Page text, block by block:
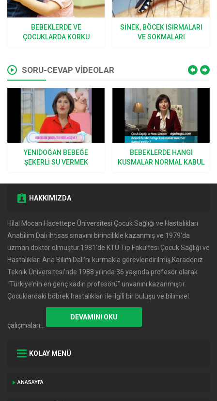
BEBEKLERDE VE
ÇOCUKLARDA KORKU
SINEK, BÖCEK ISIRMALARI
VE SOKMALARI
SORU-CEVAP VİDEOLAR
YENIDOĞAN BEBEĞE
ŞEKERLI SU VERMEK
BEBEKLERDE HANGI
KUSMALAR NORMAL KABUL
HAKKIMIZDA
Hilal Mocan Hacettepe Üniversitesi Çocuk Sağlığı ve Hastalıkları
Anabilim Dalı ihtisas sınavını birincilikle kazanmış ve 1979’da
uzman doktor olmuştur.1981’de KTÜ Tıp Fakültesi Çocuk Sağlığı ve
Hastalıkları Ana Bilim Dalı’nı kurmakla görevlendirilmiş,Karadeniz
Teknik Üniversitesi’nde 1988 yılında 36 yaşında profesör olarak
‘‘Türkiye’nin en genç kadın profesörü’’ unvanını kazanmıştır.
Çocuklardaki böbrek hastalıkları ile ilgili bir buluşu ve bilimsel
çalışmaları…
DEVAMINI OKU
KOLAY MENÜ
ANASAYFA